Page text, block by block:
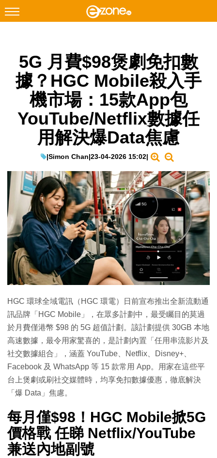
Facebook Instagram
科技焦點
網絡生活
遊戲動漫
IT Times
生成式AI與雲端應用
Enterprise Digital Transformation
特集
5G 月費$98煲劇免扣數
據？HGC Mobile殺入手
機市場：15款App包
YouTube/Netflix數據任
用解決爆Data焦慮
|Simon Chan|23-04-2026 15:02|
HGC 環球全域電訊（HGC 環電）日前宣布推出全新流動通
訊品牌「HGC Mobile」，在眾多計劃中，最受矚目的莫過
於月費僅港幣 $98 的 5G 超值計劃。該計劃提供 30GB 本地
高速數據，最令用家驚喜的，是計劃內置「任用串流影片及
社交數據組合」，涵蓋 YouTube、Netflix、Disney+、
Facebook 及 WhatsApp 等 15 款常用 App。用家在這些平
台上煲劇或刷社交媒體時，均享免扣數據優惠，徹底解決
「爆 Data」焦慮。
每月僅$98！HGC Mobile掀5G
價格戰 任睇 Netflix/YouTube
兼送內地副號